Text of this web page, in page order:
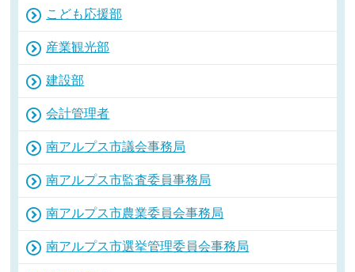
こども応援部
産業観光部
建設部
会計管理者
南アルプス市議会事務局
南アルプス市監査委員事務局
南アルプス市農業委員会事務局
南アルプス市選挙管理委員会事務局